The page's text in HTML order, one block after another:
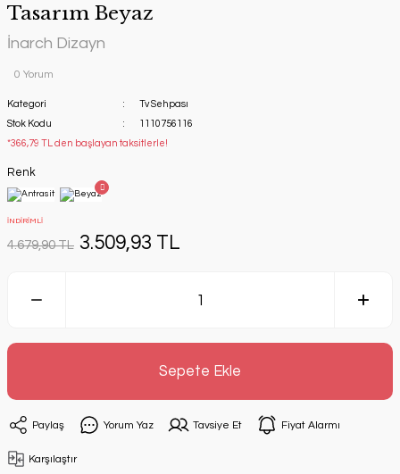
Tasarım Beyaz
İnarch Dizayn
0 Yorum
Kategori
Tv Sehpası
Stok Kodu
1110756116
*366,79 TL den başlayan taksitlerle!
Renk
İNDİRİMLİ
4.679,90 TL 3.509,93 TL
Sepete Ekle
Paylaş Yorum Yaz Tavsiye Et Fiyat Alarmı
Karşılaştır